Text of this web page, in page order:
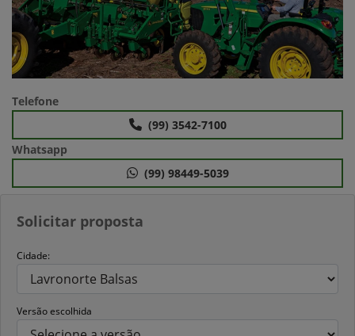
Solicitar proposta
Cidade:
Versão escolhida
Telefone
(99) 3542-7100
Whatsapp
(99) 98449-5039